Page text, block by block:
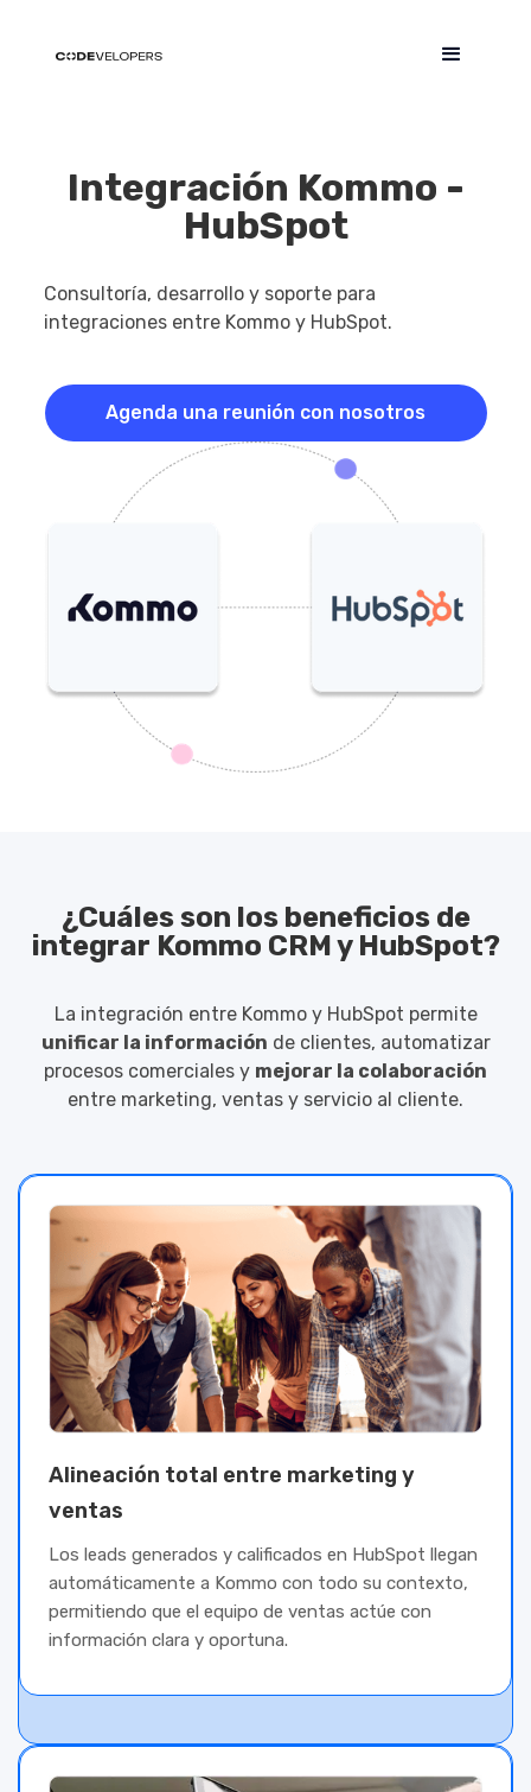
Integración Kommo -
HubSpot
Consultoría, desarrollo y soporte para
integraciones entre Kommo y HubSpot.
Agenda una reunión con nosotros
¿Cuáles son los beneficios de
integrar Kommo CRM y HubSpot?
La integración entre Kommo y HubSpot permite
unificar la información de clientes, automatizar
procesos comerciales y mejorar la colaboración
entre marketing, ventas y servicio al cliente.
Alineación total entre marketing y
ventas
Los leads generados y calificados en HubSpot llegan
automáticamente a Kommo con todo su contexto,
permitiendo que el equipo de ventas actúe con
información clara y oportuna.